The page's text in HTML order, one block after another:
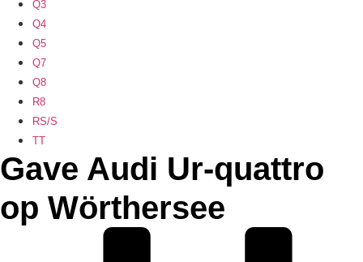
Q3
Q4
Q5
Q7
Q8
R8
RS/S
TT
Gave Audi Ur-quattro
op Wörthersee